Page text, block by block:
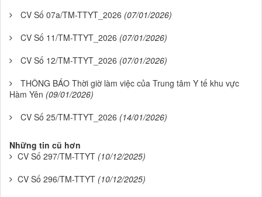
CV Số 07a/TM-TTYT_2026 (07/01/2026)
CV Số 11/TM-TTYT_2026 (07/01/2026)
CV Số 12/TM-TTYT_2026 (07/01/2026)
THÔNG BÁO Thời giờ làm việc của Trung tâm Y tế khu vực
Hàm Yên (09/01/2026)
CV Số 25/TM-TTYT_2026 (14/01/2026)
Những tin cũ hơn
CV Số 297/TM-TTYT (10/12/2025)
CV Số 296/TM-TTYT (10/12/2025)